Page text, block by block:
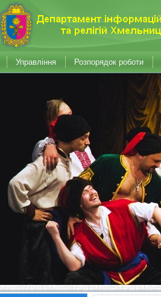
Управління Розпорядок роботи